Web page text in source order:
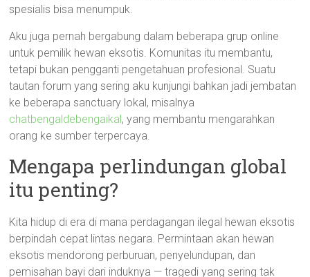
spesialis bisa menumpuk.
Aku juga pernah bergabung dalam beberapa grup online
untuk pemilik hewan eksotis. Komunitas itu membantu,
tetapi bukan pengganti pengetahuan profesional. Suatu
tautan forum yang sering aku kunjungi bahkan jadi jembatan
ke beberapa sanctuary lokal, misalnya
chatbengaldebengaikal, yang membantu mengarahkan
orang ke sumber terpercaya.
Mengapa perlindungan global
itu penting?
Kita hidup di era di mana perdagangan ilegal hewan eksotis
berpindah cepat lintas negara. Permintaan akan hewan
eksotis mendorong perburuan, penyelundupan, dan
pemisahan bayi dari induknya — tragedi yang sering tak